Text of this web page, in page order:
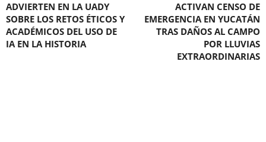
ADVIERTEN EN LA UADY
SOBRE LOS RETOS ÉTICOS Y
ACADÉMICOS DEL USO DE
IA EN LA HISTORIA
ACTIVAN CENSO DE
EMERGENCIA EN YUCATÁN
TRAS DAÑOS AL CAMPO
POR LLUVIAS
EXTRAORDINARIAS